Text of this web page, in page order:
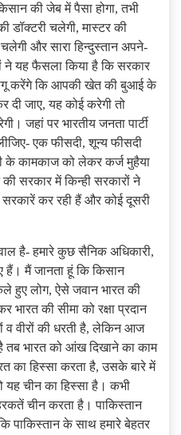
की जेब में पैसा होगा, तभी
डॉक्टरी चलेगी, मास्टर की
और सारा हिन्दुस्तान अपने-
यह फैसला किया है कि सरकार
करेंगे कि आपकी खेत की बुआई के
जाए, यह कोई करेगी तो
जहां पर भारतीय जनता पार्टी
एक फीसदी, शून्य फीसदी
के कामकाज को लेकर कर्ज मुहैया
सरकार में किन्ही सरकारों ने
सरकारें कर रही हैं और कोई दूसरी
है- हमारे कुछ सैनिक अधिकारी,
हैं। मैं जानता हूं कि किसान
हुए लोग, ऐसे जवान भारत की
की सीमा को रक्षा प्रदान
व वीरों की धरती है, लेकिन आज
तब भारत को आंख दिखाने का काम
का हिस्सा करता है, उसके बारे में
यह चीन का हिस्सा है। कभी
चीन करता है। पाकिस्तान
पाकिस्तान के साथ हमारे बेहतर